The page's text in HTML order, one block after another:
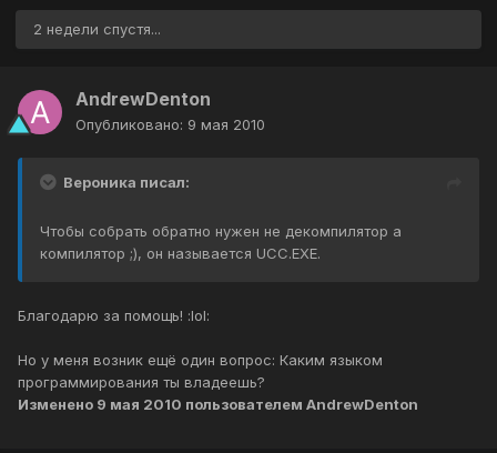
2 недели спустя...
AndrewDenton
Опубликовано: 9 мая 2010
Вероника писал:
Чтобы собрать обратно нужен не декомпилятор а
компилятор ;), он называется UCC.EXE.
Благодарю за помощь! :lol:
Но у меня возник ещё один вопрос: Каким языком
программирования ты владеешь?
Изменено 9 мая 2010 пользователем AndrewDenton